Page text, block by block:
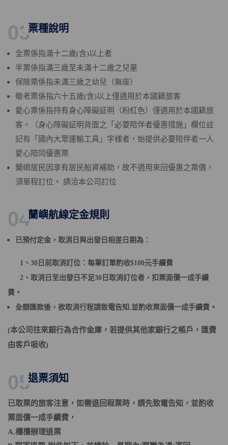
03票種說明
全票係指滿十二歲(含)以上者
半票係指滿三歲至未滿十二歲之兒童
保險票係指未滿三歲之幼兒（無座）
敬老票係指六十五歲(含)以上僅適用於本國籍旅客
愛心票係指持有身心障礙証明（粉紅色）僅適用於本國籍旅
客。（身心障礙証明背面之「必要陪伴者優惠措施」欄位註
記有「國內大眾運輸工具」字樣者，始提供必要陪伴者一人
愛心陪同優惠票
蘭嶼居民因享有居民船資補助，故不適用來回優惠之票價，
須單程訂位。 請洽本公司訂位
04蘭嶼航線定金規則
已預付定金，取消日與出發日相差日期為：
1、30日前取消訂位：每筆訂單酌收$100元手續費
2、取消日至出發日不足30日取消訂位者，扣票面價一成手續
費。
全額匯款後，欲取消行程請致電告知.並酌收票面價一成手續費。
(本公司往來銀行為合作金庫，若提供其他家銀行之帳戶 ， 匯費
由客戶吸收)
05退票須知
已取票的旅客注意，如需退回程票時，請先致電告知，並酌收
票面價一成手續費，
A.櫃檯辦理退票